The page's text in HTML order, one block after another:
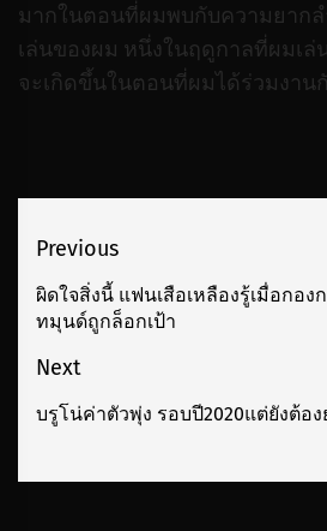
มากในตอนที่ผมพบกับความยาก
เล่นของผม หนึ่งในฤดูกาลที่ผมเ
จะเกิดขึ้นในตอนที่ผมได้ร่วมงานกั
เมนู
นำทาง
เรื่อง
Previous
Previous
post:
ผิดใจสิ่งนี้ แฟนเสือเหลืองรู้เมื่อกอ
ทมุนด์ถูกล็อกเป้า
Next
Next
บรูโน่ค่าตัวพุ่ง รอบปี2020แต่ยังต้อ